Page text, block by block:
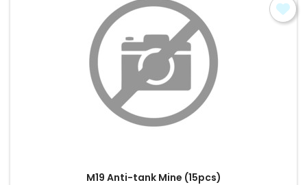
M19 Anti-tank Mine (15pcs)